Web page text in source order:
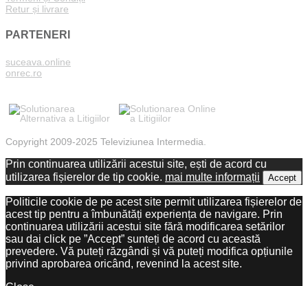
Retur și livrare
PARTENERI
suceava.online
onrec.ro
Copyright 2009-2025 Televiziunea Intermedia.
Prin continuarea utilizării acestui site, ești de acord cu
utilizarea fișierelor de tip cookie. mai multe informații Accept
Politicile cookie de pe acest site permit utilizarea fișierelor de
acest tip pentru a îmbunătăți experiența de navigare. Prin
continuarea utilizării acestui site fără modificarea setărilor
sau dai click pe ”Accept” sunteți de acord cu această
prevedere. Vă puteți răzgândi și vă puteți modifica opțiunile
privind aprobarea oricând, revenind la acest site.